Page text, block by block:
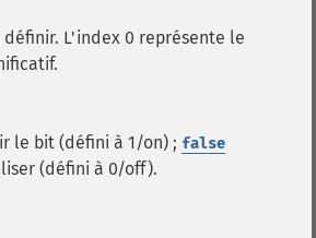
L'index 0 représente le
le bit (défini à 1/on) ; false
(défini à 0/off).